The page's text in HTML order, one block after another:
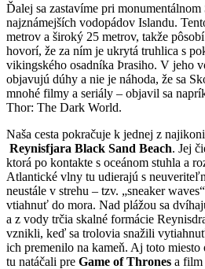
Ďalej sa zastavíme pri monumentálnom
najznámejších vodopádov Islandu.
metrov a široký 25 metrov, takže
hovorí, že za ním je ukrytá truhlica s
vikingského osadníka Þrasiho. V jeho
objavujú dúhy a nie je náhoda, že sa
mnohé filmy a seriály – objavil sa
Thor: The Dark World.
Naša cesta pokračuje k jednej z
Reynisfjara Black Sand Beach. Jej
ktorá po kontakte s oceánom stuhla a
Atlantické vlny tu udierajú s
neustále v strehu – tzv. „sneaker
vtiahnuť do mora. Nad plážou sa
a z vody trčia skalné formácie
vznikli, keď sa trolovia snažili
ich premenilo na kameň. Aj toto
tu natáčali pre Game of Thrones a film